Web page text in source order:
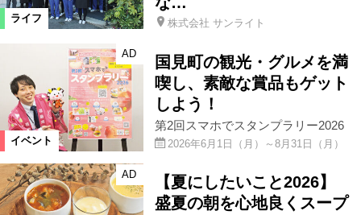
ライフ 株式会社 サンライト
イベント
AD
国見町の観光・グルメを満
喫し、素敵な賞品もゲット
しよう！
第2回スマホでスタンプラリー2026
2026年6月1日（月）～8月31日（月）
AD
【夏にしたいこと2026】
盛夏の朝を心地良くスープ